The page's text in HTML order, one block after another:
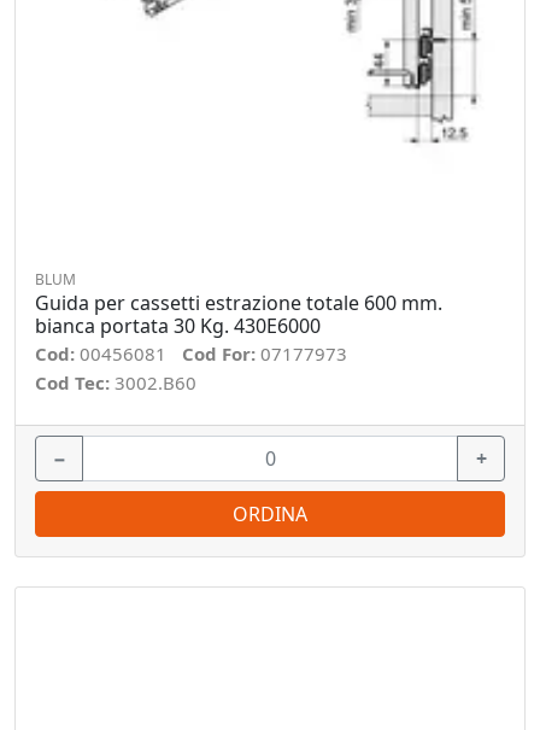
BLUM
Guida per cassetti estrazione totale 600 mm.
bianca portata 30 Kg. 430E6000
Cod: 00456081 Cod For: 07177973
Cod Tec: 3002.B60
− +
ORDINA